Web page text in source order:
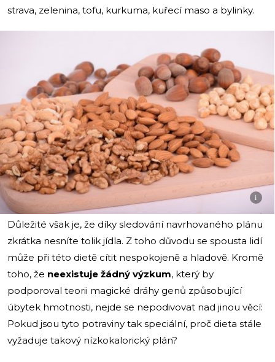
strava, zelenina, tofu, kurkuma, kuřecí maso a bylinky.
i
Důležité však je, že díky sledování navrhovaného plánu
zkrátka nesníte tolik jídla. Z toho důvodu se spousta lidí
může při této dietě cítit nespokojeně a hladově. Kromě
toho, že neexistuje žádný výzkum, který by
podporoval teorii magické dráhy genů způsobující
úbytek hmotnosti, nejde se nepodivovat nad jinou věcí:
Pokud jsou tyto potraviny tak speciální, proč dieta stále
vyžaduje takový nízkokalorický plán?